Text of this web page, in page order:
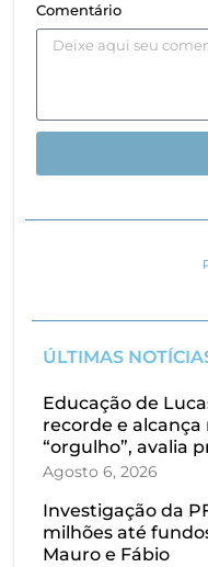
Comentário
ÚLTIMAS
Educação de
recorde e alcança
“orgulho”, avalia
Agosto 6, 2026
Investigação da
milhões até
Mauro e Fábio